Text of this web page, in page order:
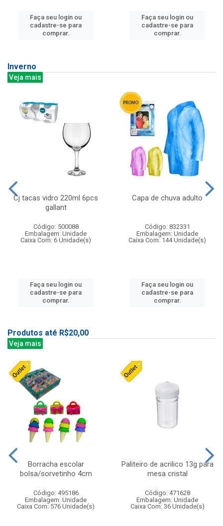
Faça seu login ou
cadastre-se para
comprar.
Faça seu login ou
cadastre-se para
comprar.
Inverno
Veja mais
Cj tacas vidro 220ml 6pcs
gallant
Código: 500088
Embalagem: Unidade
Caixa Com: 6 Unidade(s)
Faça seu login ou
cadastre-se para
comprar.
Capa de chuva adulto
Código: 832331
Embalagem: Unidade
Caixa Com: 144 Unidade(s)
Faça seu login ou
cadastre-se para
comprar.
Produtos até R$20,00
Veja mais
Borracha escolar
bolsa/sorvetinho 4cm
Código: 495186
Embalagem: Unidade
Caixa Com: 576 Unidade(s)
Paliteiro de acrilico 13g para
mesa cristal
Código: 471628
Embalagem: Unidade
Caixa Com: 36 Unidade(s)